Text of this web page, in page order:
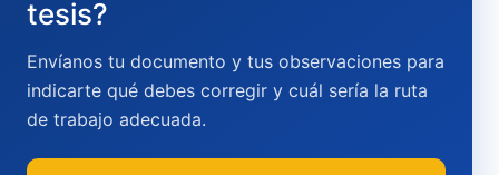
tesis?
Envíanos tu documento y tus observaciones para
indicarte qué debes corregir y cuál sería la ruta
de trabajo adecuada.